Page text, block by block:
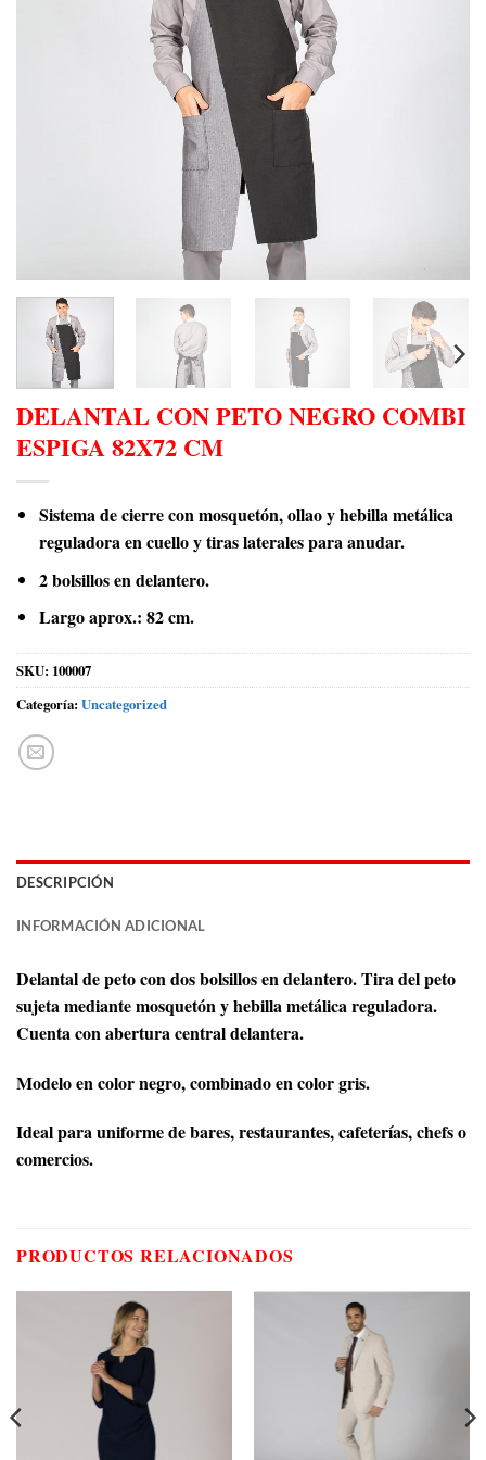
DELANTAL CON PETO NEGRO COMBI
ESPIGA 82X72 CM
Sistema de cierre con mosquetón, ollao y hebilla metálica
reguladora en cuello y tiras laterales para anudar.
2 bolsillos en delantero.
Largo aprox.: 82 cm.
SKU: 100007
Categoría: Uncategorized
DESCRIPCIÓN
INFORMACIÓN ADICIONAL
Delantal de peto con dos bolsillos en delantero. Tira del peto
sujeta mediante mosquetón y hebilla metálica reguladora.
Cuenta con abertura central delantera.
Modelo en color negro, combinado en color gris.
Ideal para uniforme de bares, restaurantes, cafeterías, chefs o
comercios.
PRODUCTOS RELACIONADOS